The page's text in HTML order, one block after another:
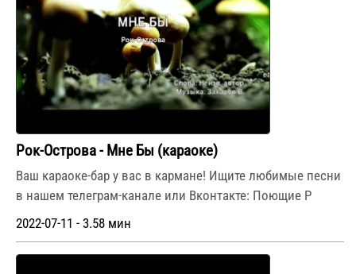
Рок-Острова - Мне Бы (караоке)
Ваш караоке-бар у вас в кармане! Ищите любимые песни
в нашем телеграм-канале или Вконтакте: Поющие Р
2022-07-11 - 3.58 мин